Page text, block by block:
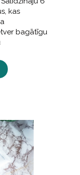
kas
bagātīgu